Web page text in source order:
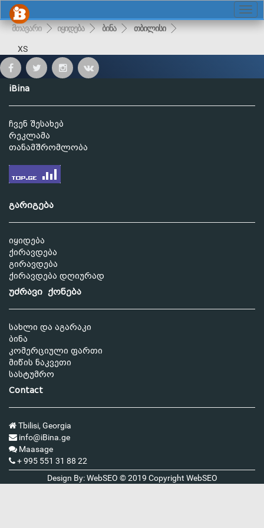
მთავარი იყიდება ბინა თბილისი
XS
iBina
ჩვენ შესახებ
რეკლამა
თანამშრომლობა
გარიგება
იყიდება
ქირავდება
გირავდება
ქირავდება დღიურად
უძრავი ქონება
სახლი და აგარაკი
ბინა
კომერციული ფართი
მიწის ნაკვეთი
სასტუმრო
Contact
Tbilisi, Georgia
info@iBina.ge
Maasage
+ 995 551 31 88 22
Design By: WebSEO © 2019 Copyright WebSEO